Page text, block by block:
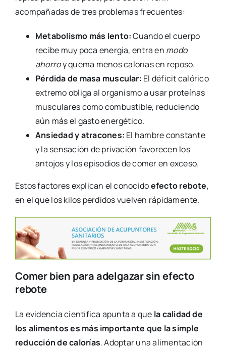
acompañadas de tres problemas frecuentes:
Metabolismo más lento:Cuando el cuerpo
recibe muy poca energía, entra en modo
ahorroy quema menos calorías en reposo.
Pérdida de masa muscular: El déficit calórico
extremo obliga al organismo a usar proteínas
musculares como combustible, reduciendo
aún más el gasto energético.
Ansiedad y atracones: El hambre constante
y la sensación de privación favorecen los
antojos y los episodios de comer en exceso.
Estos factores explican el conocidoefecto rebote,
en el que los kilos perdidos vuelven rápidamente.
Comer bien para adelgazar sin efecto
rebote
La evidencia científica apunta a que la calidad de
los alimentos es más importante que la simple
reducción de calorías. Adoptar una alimentación